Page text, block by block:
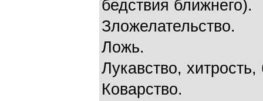
бедствия ближнего).
Зложелательство.
Ложь.
Лукавство, хитрость,
Коварство.